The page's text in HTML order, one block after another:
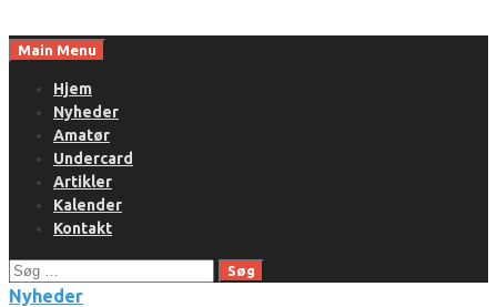
toMain Menu
Hjem
Nyheder
Amatør
Undercard
Artikler
Kalender
Kontakt
Søg
efter:
Nyheder